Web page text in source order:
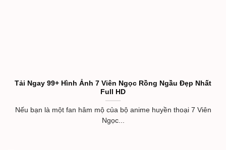
Tải Ngay 99+ Hình Ảnh 7 Viên Ngọc Rồng Ngầu Đẹp Nhất
Full HD
Nếu bạn là một fan hâm mộ của bộ anime huyền thoại 7 Viên
Ngọc...